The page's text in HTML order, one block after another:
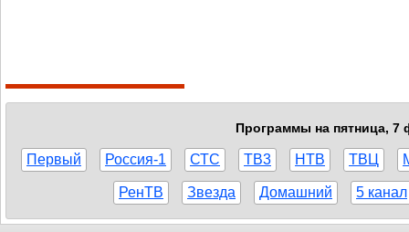
Программы на пятница, 7
Первый Россия-1 СТС ТВ3 НТВ ТВЦ
РенТВ Звезда Домашний 5 канал